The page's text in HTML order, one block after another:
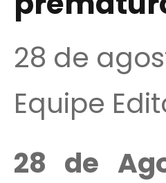
28 de
Equipe
28 de